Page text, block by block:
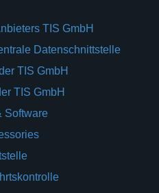
TIS GmbH
Datenschnittstelle
TIS GmbH
TIS GmbH
Software